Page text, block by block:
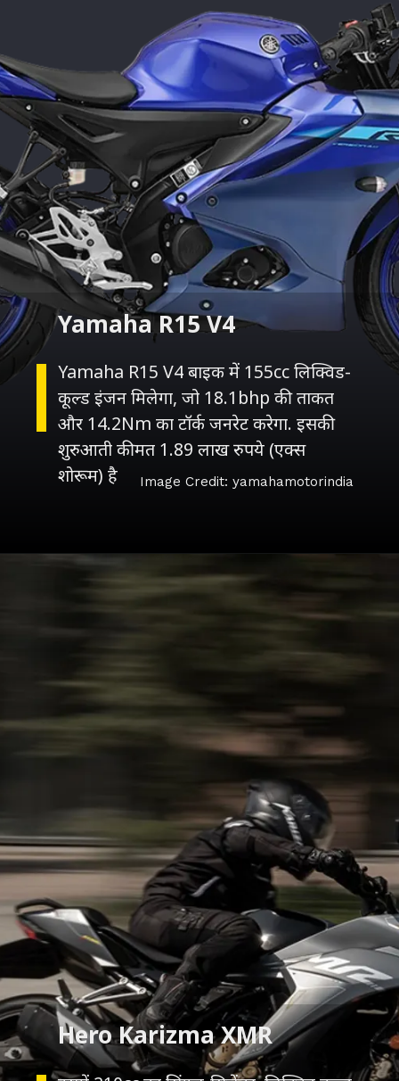
Yamaha R15 V4 बाइक में 155cc लिक्विड-
कूल्ड इंजन मिलेगा, जो 18.1bhp की ताकत
और 14.2Nm का टॉर्क जनरेट करेगा. इसकी
शुरुआती कीमत 1.89 लाख रुपये (एक्स
शोरूम) है
Yamaha R15 V4
Image Credit: yamahamotorindia
Hero Karizma XMR